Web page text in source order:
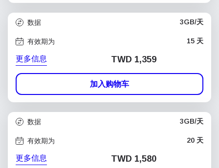
数据 3GB/天
有效期为 15 天
更多信息 TWD 1,359
加入购物车
数据 3GB/天
有效期为 20 天
更多信息 TWD 1,580